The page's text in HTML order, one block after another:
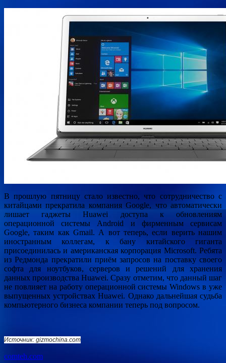
В прошлую пятницу стало известно, что сотрудничество с
китайцами прекратила компания Google, что автоматически
лишает гаджеты Huawei доступа к обновлениям
операционной системы Android и фирменным сервисам
Google, таким как Gmail. А вот теперь, если верить нашим
иностранным коллегам, к бану китайского гиганта
присоединилась и американская корпорация Microsoft. Ребята
из Редмонда прекратили приём запросов на поставку своего
софта для ноутбуков, серверов и решений для хранения
данных производства Huawei. Сразу отметим, что данный шаг
не повлияет на работу операционной системы Windows в уже
выпущенных устройствах Huawei. Однако дальнейшая судьба
компьютерного бизнеса компании теперь под вопросом.
Источник: gizmochina.com
comteh.com